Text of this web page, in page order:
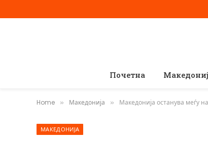
Почетна
Home » Македонија » Македонија останува меѓу
МАКЕДОНИЈА